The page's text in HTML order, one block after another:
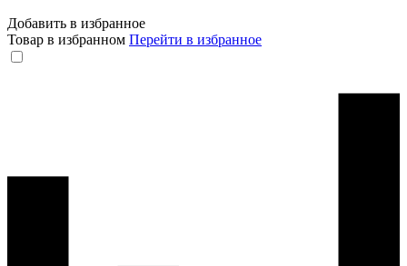
Добавить в избранное
Товар в избранном Перейти в избранное